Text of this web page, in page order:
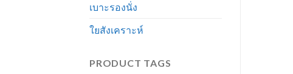
เบาะรองนั่ง
ใยสังเคราะห์
PRODUCT TAGS